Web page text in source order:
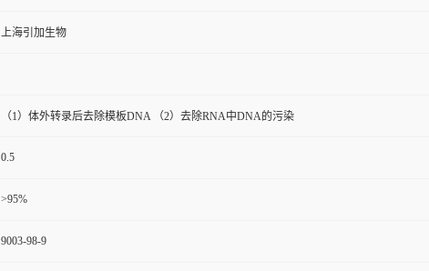
上海引加生物
（1）体外转录后去除模板DNA （2）去除RNA中DNA的污染
0.5
>95%
9003-98-9